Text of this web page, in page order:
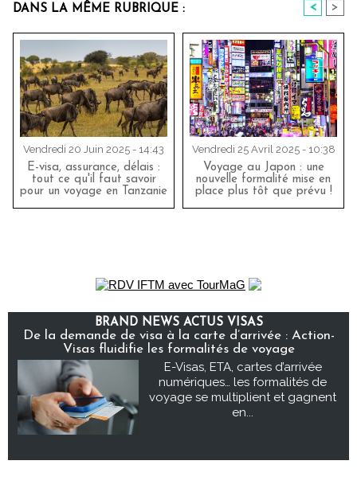
DANS LA MÊME RUBRIQUE : < >
Vendredi 20 Juin 2025 - 14:43
E-visa, assurance, délais :
tout ce qu'il faut savoir
pour un voyage en Tanzanie
Vendredi 25 Avril 2025 - 10:38
Voyage au Japon : une
nouvelle formalité mise en
place plus tôt que prévu !
BRAND NEWS ACTUS VISAS
De la demande de visa à la carte d’arrivée : Action-
Visas fluidifie les formalités de voyage
E-Visas, ETA, cartes d’arrivée
numériques… les formalités de
voyage se multiplient et gagnent
en...